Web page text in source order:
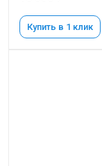
Купить в 1 клик